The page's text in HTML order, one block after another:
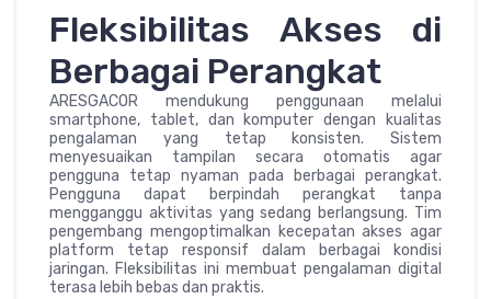
Fleksibilitas Akses di
Berbagai Perangkat
ARESGACOR mendukung penggunaan melalui
smartphone, tablet, dan komputer dengan kualitas
pengalaman yang tetap konsisten. Sistem
menyesuaikan tampilan secara otomatis agar
pengguna tetap nyaman pada berbagai perangkat.
Pengguna dapat berpindah perangkat tanpa
mengganggu aktivitas yang sedang berlangsung. Tim
pengembang mengoptimalkan kecepatan akses agar
platform tetap responsif dalam berbagai kondisi
jaringan. Fleksibilitas ini membuat pengalaman digital
terasa lebih bebas dan praktis.